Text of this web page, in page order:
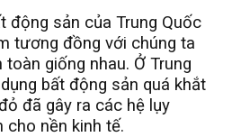
động sản của Trung Quốc
tương đồng với chúng ta
giống nhau. Ở Trung
bất động sản quá khắt
đã gây ra các hệ lụy
cho nền kinh tế.